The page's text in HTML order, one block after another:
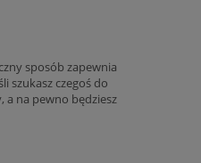
sposób zapewnia
szukasz czegoś do
a na pewno będziesz